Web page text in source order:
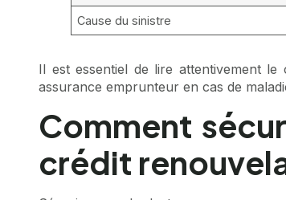
Cause du sinistre
Il est essentiel de lire attentivement
assurance emprunteur en cas de
Comment
crédit